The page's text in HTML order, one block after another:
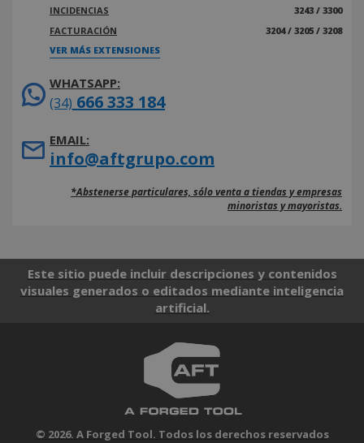
INCIDENCIAS
3243 / 3300
FACTURACIÓN
3204 / 3205 / 3208
VER MÁS EXTENSIONES
WHATSAPP:
(34) 666 333 184
EMAIL:
info@aftgrupo.com
*Abstenerse particulares, sólo venta a tiendas y empresas
minoristas y mayoristas.
Este sitio puede incluir descripciones y contenidos
visuales generados o editados mediante inteligencia
artificial.
© 2026. A Forged Tool. Todos los derechos reservados